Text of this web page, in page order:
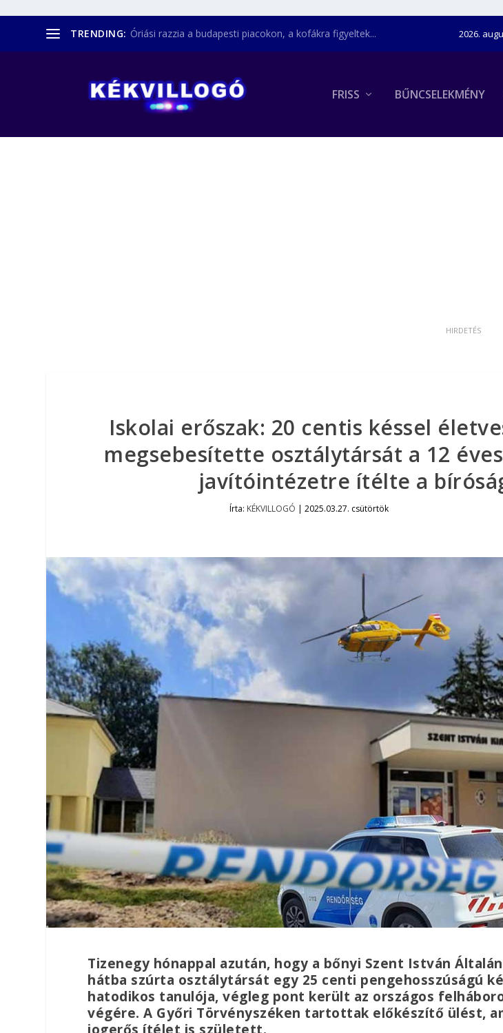
TRENDING: Óriási razzia a budapesti piacokon, a kofákra figyeltek... 2026.
FRISS BŰNCSELEKMÉNY
Iskolai erőszak: 20 centis késsel
megsebesítette osztálytársát a 12
javítóintézetre ítélte a
Írta: KÉKVILLOGÓ | 2025.03.27. csütörtök
Tizenegy hónappal azután, hogy a bőnyi Szent István
hátba szúrta osztálytársát egy 25 centi pengehosszúságú
hatodikos tanulója, végleg pont került az országos
végére. A Győri Törvényszéken tartottak előkészítő ülést,